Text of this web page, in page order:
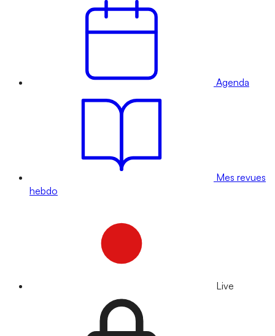
Agenda
Mes revues
hebdo
Live